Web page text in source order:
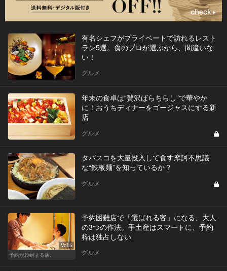
有名シェフがプライベートで訪れるレスト
ラン5選。食のプロが選ぶから、間違いな
い！
グルメ
年末の食卓は“贅沢ばらちらし”で華やか
に！おうちディナーをゴージャスにする新
店
グルメ
タバスコを大量投入して食す摩訶不思議
な“鉄板麺”を知っているか？
グルメ
Vol.5
予約が殺到する店。
予約困難店で「選ばれる客」になる、大人
の3つの作法。手土産はスマートに、予約
枠は独占しない
グルメ